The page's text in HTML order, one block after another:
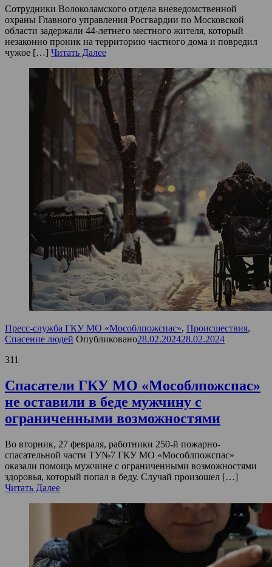
Сотрудники Волоколамского отдела вневедомственной
охраны Главного управления Росгвардии по Московской
области задержали 44-летнего местного жителя, который
незаконно проник на территорию частного дома и повредил
чужое […] Читать Далее
Пресс-служба ГКУ МО «Мособлпожспас», Происшествия,
Спасение людей Опубликовано28.02.202428.02.2024
311
Спасатели ГКУ МО «Мособлпожспас»
не оставили в беде мужчину с
ограниченными возможностями
Во вторник, 27 февраля, работники 250-й пожарно-
спасательной части ТУ№7 ГКУ МО «Мособлпожспас»
оказали помощь мужчине с ограниченными возможностями
здоровья, который попал в беду. Случай произошел […]
Читать Далее